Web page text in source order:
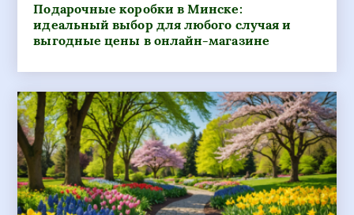
Подарочные коробки в Минске:
идеальный выбор для любого случая и
выгодные цены в онлайн-магазине